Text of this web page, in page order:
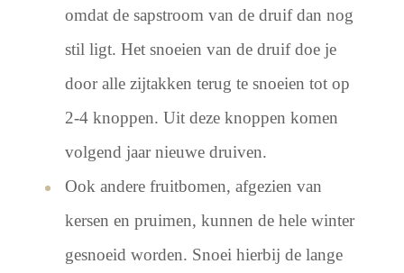
omdat de sapstroom van de druif dan nog
stil ligt. Het snoeien van de druif doe je
door alle zijtakken terug te snoeien tot op
2-4 knoppen. Uit deze knoppen komen
volgend jaar nieuwe druiven.
Ook andere fruitbomen, afgezien van
kersen en pruimen, kunnen de hele winter
gesnoeid worden. Snoei hierbij de lange